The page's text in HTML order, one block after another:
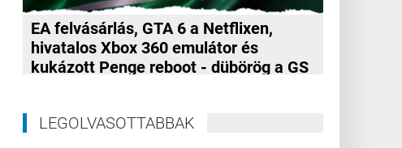
EA felvásárlás, GTA 6 a Netflixen,
hivatalos Xbox 360 emulátor és
kukázott Penge reboot - dübörög a GS
LEGOLVASOTTABBAK